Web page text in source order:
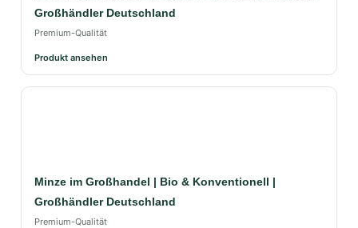
Großhändler Deutschland
Premium-Qualität
Produkt ansehen
Minze im Großhandel | Bio & Konventionell |
Großhändler Deutschland
Premium-Qualität